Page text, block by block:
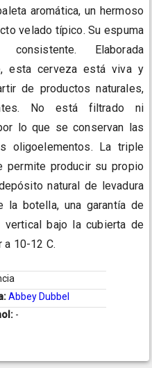
aromática, un hermoso
velado típico. Su espuma
Elaborada
esta cerveza está viva y
de productos naturales,
No está filtrado ni
lo que se conservan las
oligoelementos. La triple
permite producir su propio
natural de levadura
la botella, una garantía de
vertical bajo la cubierta de
a 10-12 C.
Abbey Dubbel
-